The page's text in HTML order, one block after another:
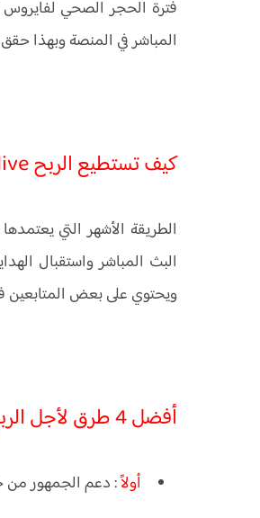
فترة الحجر الصحي
المباشر في المنصة وبهذا حقق شهرة
كيف تستطيع الربح bigo live ؟.
الطريقة الأشهر التي
البث المباشر واستقبال
ويحتوي على بعض المتابعين
أفضل 4 طرق لأجل الربح من برنامج بيجو لايف
أولاً: دعم الجمهور من